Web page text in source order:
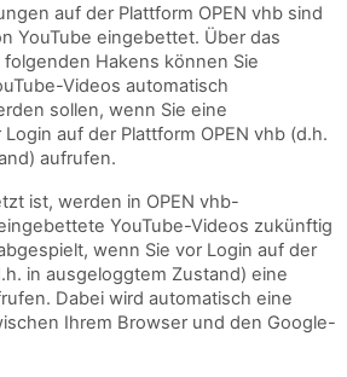
auf der Plattform OPEN vhb sind
YouTube eingebettet. Über das
Hakens können Sie
Videos automatisch
sollen, wenn Sie eine
auf der Plattform OPEN vhb (d.h.
aufrufen.
ist, werden in OPEN vhb-
YouTube-Videos zukünftig
wenn Sie vor Login auf der
in ausgeloggtem Zustand) eine
Dabei wird automatisch eine
Ihrem Browser und den Google-